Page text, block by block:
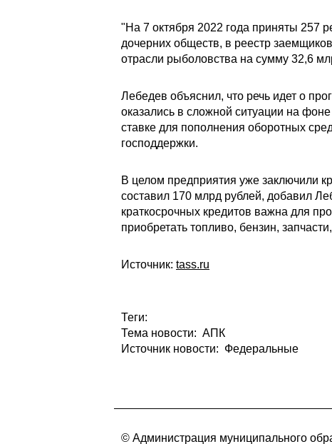
"На 7 октября 2022 года приняты 257
дочерних обществ, в реестр
отрасли рыболовства на сумму 32,6
Лебедев объяснил, что речь идет о
оказались в сложной ситуации на
ставке для пополнения оборотных
господдержки.
В целом предприятия уже заключили
составил 170 млрд рублей, добавил
краткосрочных кредитов важна для
приобретать топливо, бензин,
Источник: tass.ru
Теги:
Тема новости: АПК
Источник новости: Федеральные
© Администрация муниципального